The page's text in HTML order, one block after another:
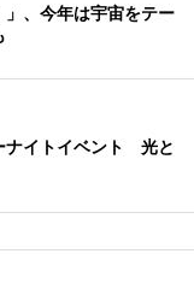
、今年は宇宙をテー
ナイトイベント 光と